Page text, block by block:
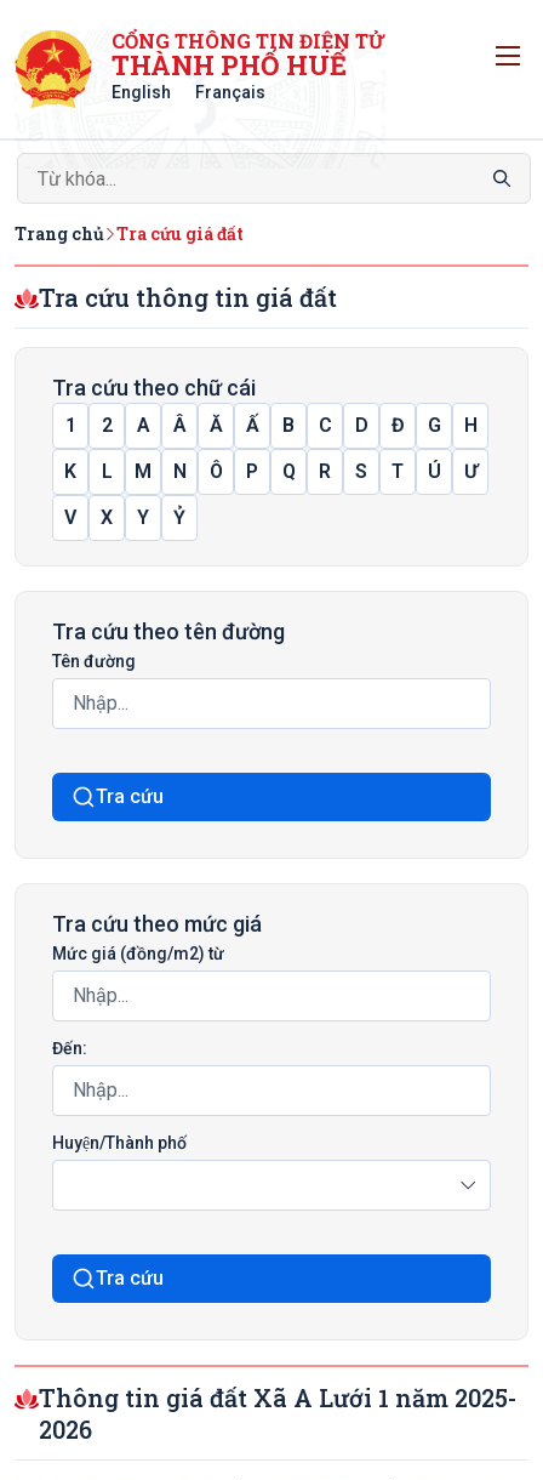
CỔNG THÔNG TIN ĐIỆN TỬ
THÀNH PHỐ HUẾ
English Français
Trang chủ Tra cứu giá đất
Tra cứu thông tin giá đất
Tra cứu theo chữ cái
1 2 A Â Ă Ấ B C D Đ G
H
K
L M N Ô P Q R S T Ú
Ư
V
X Y Ỷ
Tra cứu theo tên đường
Tên đường
Tra cứu
Tra cứu theo mức giá
Mức giá (đồng/m2) từ
Đến:
Huyện/Thành phố
Tra cứu
Thông tin giá đất Xã A Lưới 1 năm 2025-
2026